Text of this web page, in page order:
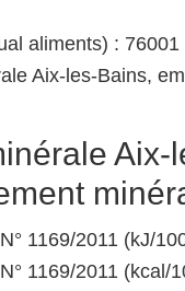
aliments) : 76001
Aix-les-Bains,
1169/2011 (kJ/
1169/2011 (kcal/